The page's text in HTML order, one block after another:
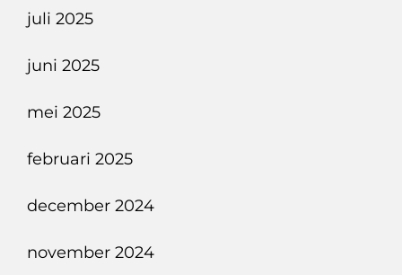
juli 2025
juni 2025
mei 2025
februari 2025
december 2024
november 2024